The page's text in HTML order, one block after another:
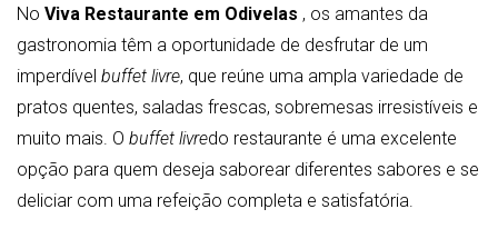
No Viva Restaurante em Odivelas , os amantes da
gastronomia têm a oportunidade de desfrutar de um
imperdível buffet livre, que reúne uma ampla variedade de
pratos quentes, saladas frescas, sobremesas irresistíveis e
muito mais. O buffet livredo restaurante é uma excelente
opção para quem deseja saborear diferentes sabores e se
deliciar com uma refeição completa e satisfatória.